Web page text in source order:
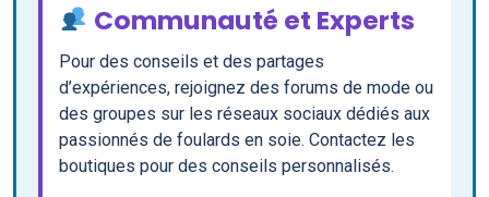
Communauté et Experts
Pour des conseils et des partages
d’expériences, rejoignez des forums de mode ou
des groupes sur les réseaux sociaux dédiés aux
passionnés de foulards en soie. Contactez les
boutiques pour des conseils personnalisés.